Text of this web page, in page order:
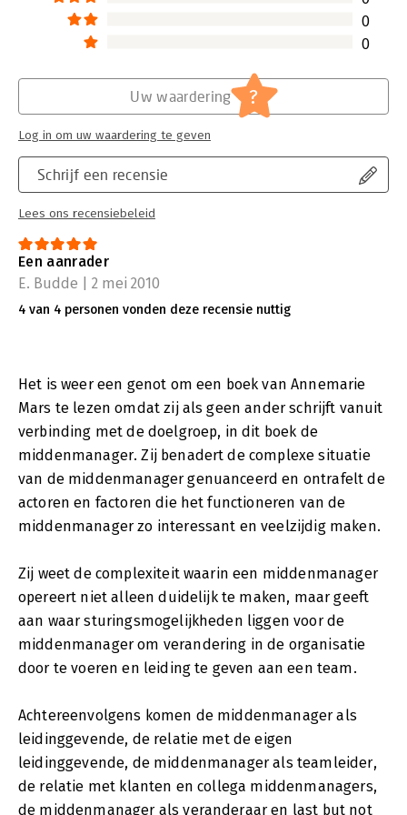
0
0
Schrijf een recensie
Lees ons recensiebeleid
Uw waardering ?
Log in om uw waardering te geven
Een aanrader
E. Budde | 2 mei 2010
4 van 4 personen vonden deze recensie nuttig
Het is weer een genot om een boek van Annemarie
Mars te lezen omdat zij als geen ander schrijft vanuit
verbinding met de doelgroep, in dit boek de
middenmanager. Zij benadert de complexe situatie
van de middenmanager genuanceerd en ontrafelt de
actoren en factoren die het functioneren van de
middenmanager zo interessant en veelzijdig maken.
Zij weet de complexiteit waarin een middenmanager
opereert niet alleen duidelijk te maken, maar geeft
aan waar sturingsmogelijkheden liggen voor de
middenmanager om verandering in de organisatie
door te voeren en leiding te geven aan een team.
Achtereenvolgens komen de middenmanager als
leidinggevende, de relatie met de eigen
leidinggevende, de middenmanager als teamleider,
de relatie met klanten en collega middenmanagers,
de middenmanager als veranderaar en last but not